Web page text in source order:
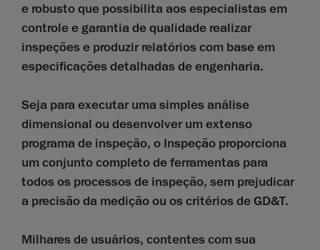
e robusto que possibilita aos especialistas em
controle e garantia de qualidade realizar
inspeções e produzir relatórios com base em
especificações detalhadas de engenharia.
Seja para executar uma simples análise
dimensional ou desenvolver um extenso
programa de inspeção, o Inspeção proporciona
um conjunto completo de ferramentas para
todos os processos de inspeção, sem prejudicar
a precisão da medição ou os critérios de GD&T.
Milhares de usuários, contentes com sua